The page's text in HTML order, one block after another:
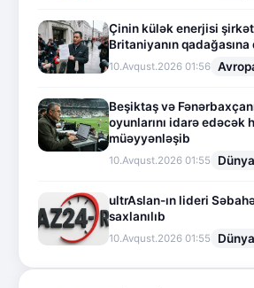
Çinin külək enerjisi
Britaniyanın qadağasına
10.Avqust.2026 01:56
Beşiktaş və
oyunlarını idarə edəcək
müəyyənləşib
10.Avqust.2026 01:55 Dünya
ultrAslan-ın lideri
saxlanılıb
10.Avqust.2026 01:55 Dünya